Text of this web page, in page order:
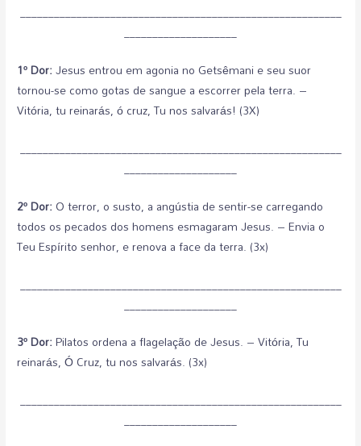
_________________________________________________________
____________________
1º Dor:Jesus entrou em agonia no Getsêmani e seu suor
tornou-se como gotas de sangue a escorrer pela terra. –
Vitória, tu reinarás, ó cruz, Tu nos salvarás! (3X)
_________________________________________________________
____________________
2º Dor: O terror, o susto, a angústia de sentir-se carregando
todos os pecados dos homens esmagaram Jesus. – Envia o
Teu Espírito senhor, e renova a face da terra. (3x)
_________________________________________________________
____________________
3º Dor:Pilatos ordena a flagelação de Jesus. – Vitória, Tu
reinarás, Ó Cruz, tu nos salvarás. (3x)
_________________________________________________________
____________________